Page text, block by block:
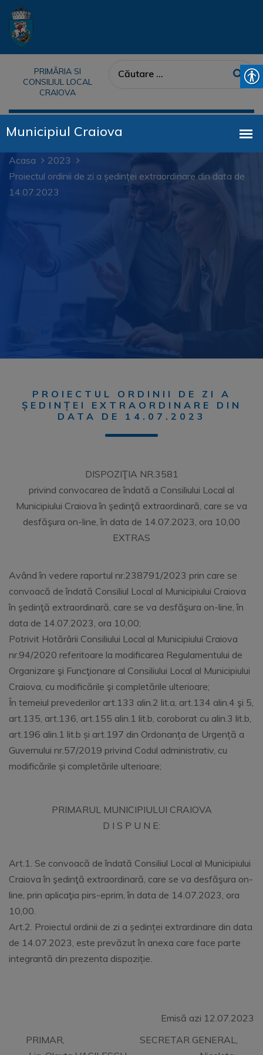
PRIMĂRIA SI
CONSILIUL LOCAL
CRAIOVA
Acasa
2023
Proiectul ordinii de zi a ședinței extraordinare din data de
14.07.2023
PROIECTUL ORDINII DE ZI A
ȘEDINȚEI EXTRAORDINARE DIN
DATA DE 14.07.2023
DISPOZIŢIA NR.3581
privind convocarea de îndată a Consiliului Local al
Municipiului Craiova în şedinţă extraordinară, care se va
desfăşura on-line, în data de 14.07.2023, ora 10,00
EXTRAS
Având în vedere raportul nr.238791/2023 prin care se
convoacă de îndată Consiliul Local al Municipiului Craiova
în şedinţă extraordinară, care se va desfăşura on-line, în
data de 14.07.2023, ora 10,00;
Potrivit Hotărârii Consiliului Local al Municipiului Craiova
nr.94/2020 referitoare la modificarea Regulamentului de
Organizare şi Funcţionare al Consiliului Local al Municipiului
Craiova, cu modificările şi completările ulterioare;
În temeiul prevederilor art.133 alin.2 lit.a, art.134 alin.4 şi 5,
art.135, art.136, art.155 alin.1 lit.b, coroborat cu alin.3 lit.b,
art.196 alin.1 lit.b și art.197 din Ordonanța de Urgență a
Guvernului nr.57/2019 privind Codul administrativ, cu
modificările și completările ulterioare;
PRIMARUL MUNICIPIULUI CRAIOVA
D I S P U N E:
Art.1. Se convoacă de îndată Consiliul Local al Municipiului
Craiova în şedinţă extraordinară, care se va desfăşura on-
line, prin aplicaţia pirs-eprim, în data de 14.07.2023, ora
10,00.
Art.2. Proiectul ordinii de zi a ședinței extrardinare din data
de 14.07.2023, este prevăzut în anexa care face parte
integrantă din prezenta dispoziție.
Emisă azi 12.07.2023
PRIMAR, SECRETAR GENERAL,